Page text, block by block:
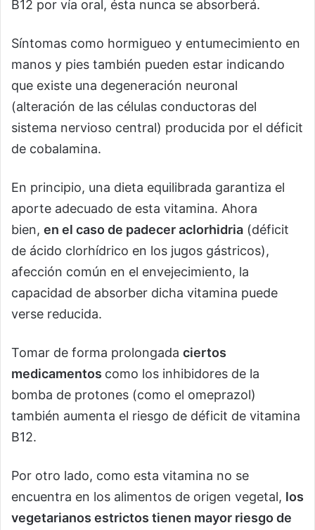
B12 por vía oral, ésta nunca se absorberá.
Síntomas como hormigueo y entumecimiento en
manos y pies también pueden estar indicando
que existe una degeneración neuronal
(alteración de las células conductoras del
sistema nervioso central) producida por el déficit
de cobalamina.
En principio, una dieta equilibrada garantiza el
aporte adecuado de esta vitamina. Ahora
bien, en el caso de padecer aclorhidria (déficit
de ácido clorhídrico en los jugos gástricos),
afección común en el envejecimiento, la
capacidad de absorber dicha vitamina puede
verse reducida.
Tomar de forma prolongada ciertos
medicamentos como los inhibidores de la
bomba de protones (como el omeprazol)
también aumenta el riesgo de déficit de vitamina
B12.
Por otro lado, como esta vitamina no se
encuentra en los alimentos de origen vegetal, los
vegetarianos estrictos tienen mayor riesgo de